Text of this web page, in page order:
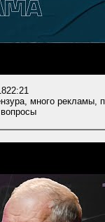
22:21
много рекламы,